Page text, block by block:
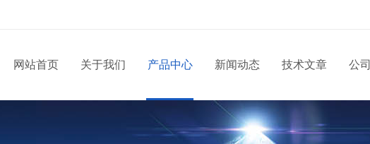
网站首页 关于我们 产品中心 新闻动态 技术文章 公